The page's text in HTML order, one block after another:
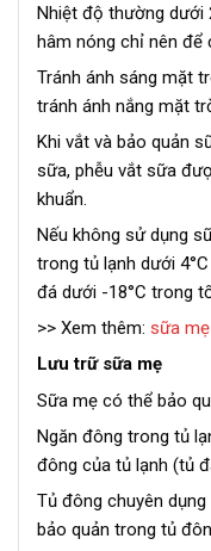
Nhiệt độ thường dưới
hâm nóng chỉ nên để
Tránh ánh sáng mặt
tránh ánh nắng mặt
Khi vắt và bảo quản
sữa, phễu vắt sữa
khuẩn.
Nếu không sử dụng
trong tủ lạnh dưới
đá dưới -18°C trong
>> Xem thêm: sữa
Lưu trữ sữa mẹ
Sữa mẹ có thể bảo
Ngăn đông trong tủ
đông của tủ lạnh (tủ
Tủ đông chuyên
bảo quản trong tủ